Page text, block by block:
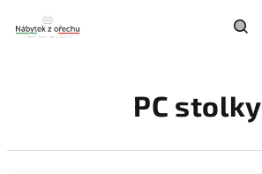
obsah
PC stolky